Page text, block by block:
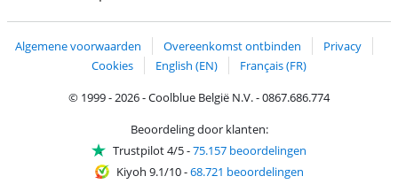
Algemene voorwaarden Overeenkomst ontbinden
Privacy
Cookies
English (EN)
Français (FR)
© 1999 - 2026 - Coolblue België N.V. - 0867.686.774
Beoordeling door klanten:
Trustpilot 4/5-75.157 beoordelingen
Kiyoh 9.1/10-68.721 beoordelingen